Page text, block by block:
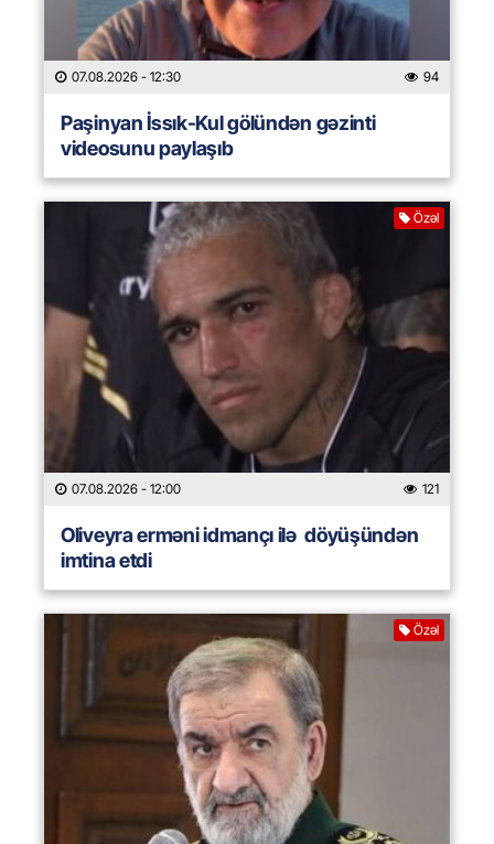
07.08.2026 - 12:30 94
Paşinyan İssık-Kul gölündən gəzinti
videosunu paylaşıb
Özəl
07.08.2026 - 12:00 121
Oliveyra erməni idmançı ilə döyüşündən
imtina etdi
Özəl